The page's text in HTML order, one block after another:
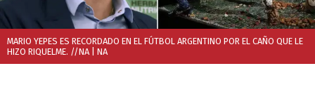
MARIO YEPES ES RECORDADO EN EL FÚTBOL ARGENTINO POR EL CAÑO QUE LE
HIZO RIQUELME. //NA | NA